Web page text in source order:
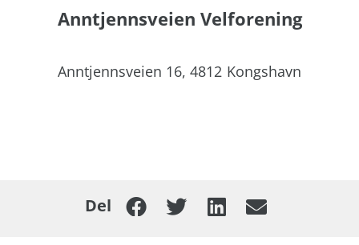
Anntjennsveien Velforening
Anntjennsveien 16, 4812 Kongshavn
Del